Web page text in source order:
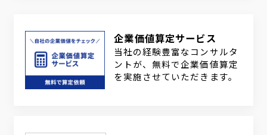
企業価値算定サービス
当社の経験豊富なコンサルタ
ントが、無料で企業価値算定
を実施させていただきます。